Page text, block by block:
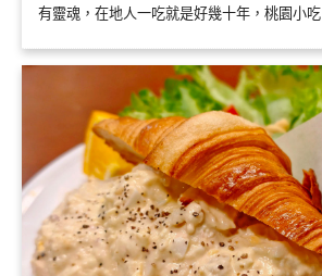
有靈魂，在地人一吃就是好幾十年，桃園小吃